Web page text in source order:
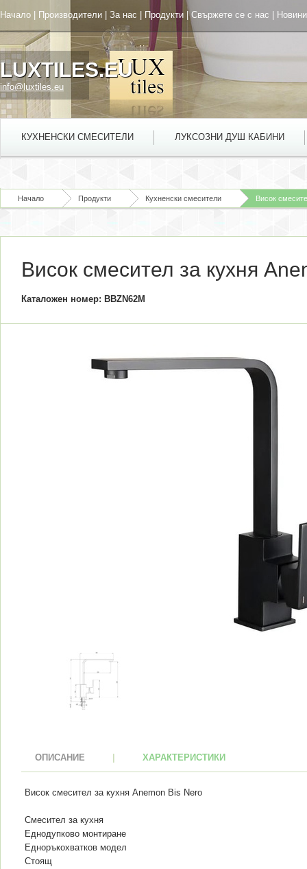
Начало Производители За нас Продукти |Свържете се с нас Новини
LUXTILES.EU
info@luxtiles.eu
КУХНЕНСКИ СМЕСИТЕЛИ ЛУКСОЗНИ ДУШ КАБИНИ
Начало Продукти Кухненски смесители Висок
Висок смесител за кухня
Каталожен номер: BBZN62M
ОПИСАНИЕ ХАРАКТЕРИСТИКИ
Висок смесител за кухня Anemon Bis Nero
Смесител за кухня
Еднодупково монтиране
Едноръкохватков модел
Стоящ